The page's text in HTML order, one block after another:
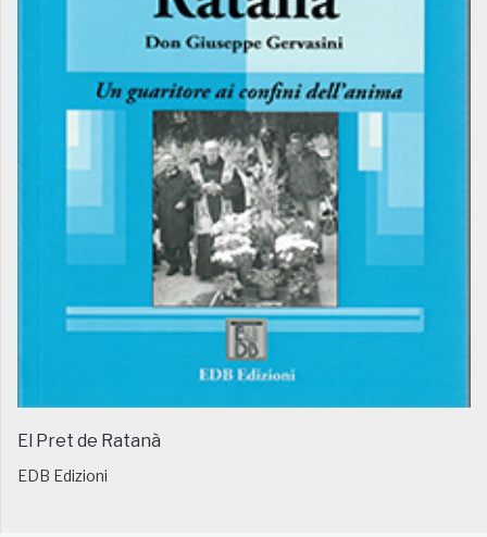
El Pret de Ratanà
EDB Edizioni